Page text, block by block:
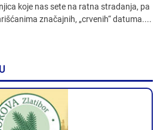
koje nas sete na ratna stradanja, pa
značajnih, „crvenih“ datuma....